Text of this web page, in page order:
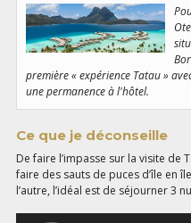
première « expérience Tatau »
une permanence à l'hôtel.
Ce que je déconseille
De faire l’impasse sur la visite de
faire des sauts de puces d’île en
l’autre, l’idéal est de séjourner 3